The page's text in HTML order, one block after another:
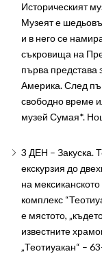
Историческият
Музеят е
и в него се
съкровища на
първа представа
Америка. След
свободно време
музей Сумая*.
3 ДЕН – Закуска.
екскурзия до
на
комплекс
е мястото,
известните
„Теотиуакан“ –